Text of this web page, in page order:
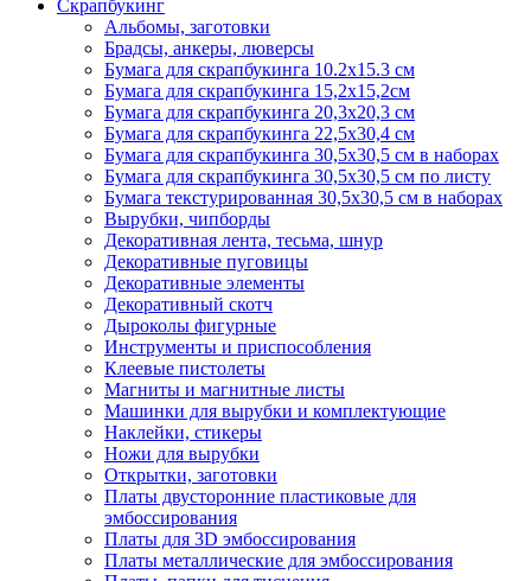
Скрапбукинг
Альбомы, заготовки
Брадсы, анкеры, люверсы
Бумага для скрапбукинга 10.2х15.3 см
Бумага для скрапбукинга 15,2х15,2см
Бумага для скрапбукинга 20,3х20,3 см
Бумага для скрапбукинга 22,5х30,4 см
Бумага для скрапбукинга 30,5х30,5 см в наборах
Бумага для скрапбукинга 30,5х30,5 см по листу
Бумага текстурированная 30,5х30,5 см в наборах
Вырубки, чипборды
Декоративная лента, тесьма, шнур
Декоративные пуговицы
Декоративные элементы
Декоративный скотч
Дыроколы фигурные
Инструменты и приспособления
Клеевые пистолеты
Магниты и магнитные листы
Машинки для вырубки и комплектующие
Наклейки, стикеры
Ножи для вырубки
Открытки, заготовки
Платы двусторонние пластиковые для
эмбоссирования
Платы для 3D эмбоссирования
Платы металлические для эмбоссирования